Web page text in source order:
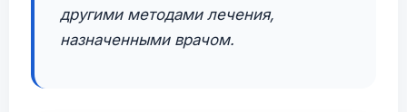
другими методами лечения,
назначенными врачом.